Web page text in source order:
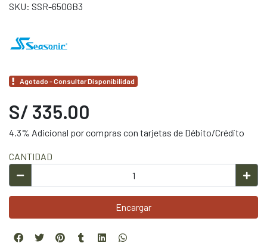
SKU: SSR-650GB3
Agotado - Consultar Disponibilidad
S/ 335.00
4.3% Adicional por compras con tarjetas de Débito/Crédito
CANTIDAD
Encargar